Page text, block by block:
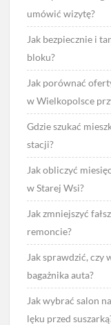
umówić wizytę?
Jak bezpiecznie i
bloku?
Jak porównać
w Wielkopolsce
Gdzie szukać
stacji?
Jak obliczyć
w Starej Wsi?
Jak zmniejszyć
remoncie?
Jak sprawdzić, czy
bagażnika auta?
Jak wybrać salon
lęku przed